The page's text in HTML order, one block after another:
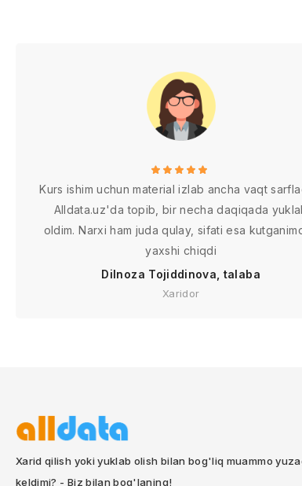
Kurs ishim uchun material izlab ancha vaqt
Alldata.uz'da topib, bir necha daqiqada
oldim. Narxi ham juda qulay, sifati esa
yaxshi chiqdi
Dilnoza Tojiddinova, talaba
Xaridor
Xarid qilish yoki yuklab olish bilan bog'liq muammo
keldimi? - Biz bilan bog'laning!